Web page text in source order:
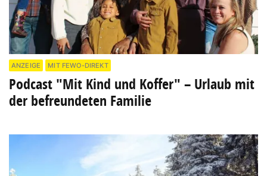
ANZEIGE MIT FEWO-DIREKT
Podcast "Mit Kind und Koffer" – Urlaub mit
der befreundeten Familie